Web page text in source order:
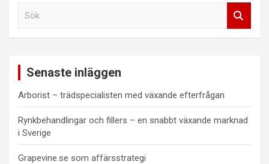
Senaste inläggen
Arborist – trädspecialisten med växande efterfrågan
Rynkbehandlingar och fillers – en snabbt växande marknad
i Sverige
Grapevine.se som affärsstrategi